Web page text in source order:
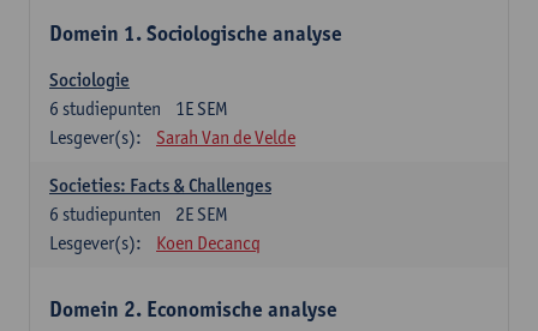
Domein 1. Sociologische analyse
Sociologie
1E SEM
6 studiepunten
Lesgever(s):
Sarah Van de Velde
Societies: Facts & Challenges
2E SEM
6 studiepunten
Lesgever(s):
Koen Decancq
Domein 2. Economische analyse